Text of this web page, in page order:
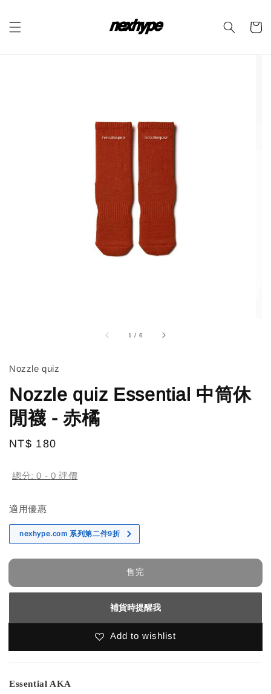
1 / 6
Nozzle quiz
Nozzle quiz Essential 中筒休
閒襪 - 赤橘
Regular
NT$ 180
總分:0 - 0 評價
適用優惠
nexhype.com 系列第二件9折
售完
補貨時提醒我
Add to wishlist
Essential AKA